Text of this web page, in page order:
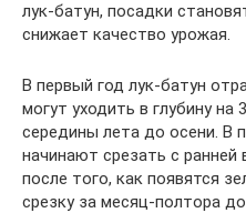
лук-батун, посадки
снижает качество урожая.
В первый год лук-батун
могут уходить в глубину на
середины лета до осени. В
начинают срезать с ранней
после того, как появятся
срезку за месяц-полтора